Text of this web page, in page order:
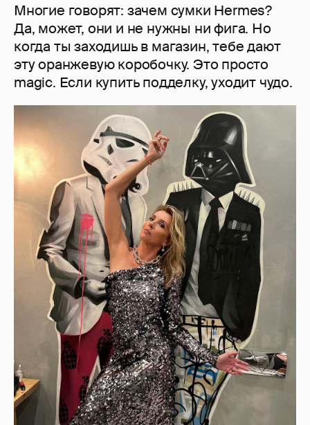
Многие говорят: зачем сумки Hermes?
Да, может, они и не нужны ни фига. Но
когда ты заходишь в магазин, тебе дают
эту оранжевую коробочку. Это просто
magic. Если купить подделку, уходит чудо.